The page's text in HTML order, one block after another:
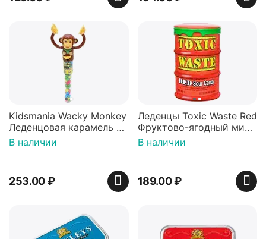
Kidsmania Wacky Monkey
Леденцовая карамель с
игрушкой Ваки Манки
12г, Китай
В наличии
253.00₽
Леденцы Toxic Waste Red
Фруктово-ягодный микс
Красная банка 42 г,
Пакистан
В наличии
189.00₽